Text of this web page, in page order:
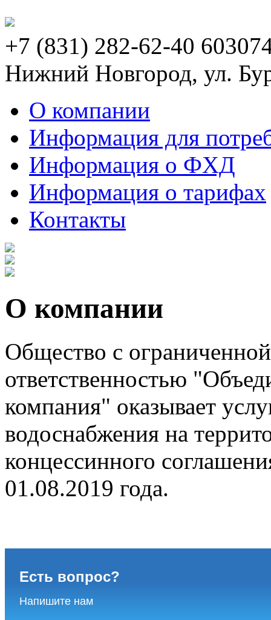
+7 (831) 282-62-40
Нижний Новгород, ул.
О компании
Информация для
Информация о ФХД
Информация о тарифах
Контакты
О компании
Общество с ограниченной
ответственностью
компания" оказывает
водоснабжения на
концессинного
01.08.2019 года.
Есть вопрос?
Напишите нам